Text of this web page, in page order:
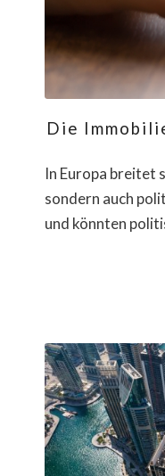
Die
In Europa breitet
sondern auch
und könnten